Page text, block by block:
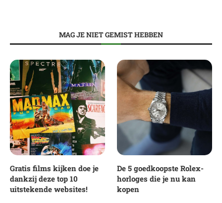
MAG JE NIET GEMIST HEBBEN
Gratis films kijken doe je
dankzij deze top 10
uitstekende websites!
De 5 goedkoopste Rolex-
horloges die je nu kan
kopen